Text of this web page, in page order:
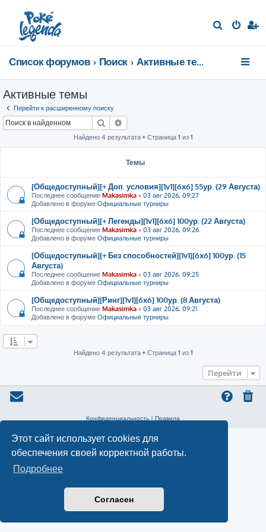
Этот сайт использует cookies для
обеспечения своей корректной работы.
Подробнее
Согласен
Список форумов Поиск Активные темы
Активные темы
Перейти к расширенному поиску
Поиск
Найдено 4 результата • Страница 1 из 1
Темы
[Общедоступный][+ Доп. условия][1v1][6x6] 55ур. (29 Августа)
Последнее сообщение Makasimka « 03 авг 2026, 09:27
Добавлено в форуме Официальные турниры
[Общедоступный][+ Легенды][1v1][6x6] 100ур. (22 Августа)
Последнее сообщение Makasimka « 03 авг 2026, 09:26
Добавлено в форуме Официальные турниры
[Общедоступный][+ Без способностей][1v1][6x6] 100ур. (15
Августа)
Последнее сообщение Makasimka « 03 авг 2026, 09:25
Добавлено в форуме Официальные турниры
[Общедоступный][Ринг][1v1][6x6] 100ур. (8 Августа)
Последнее сообщение Makasimka « 03 авг 2026, 09:21
Добавлено в форуме Официальные турниры
Найдено 4 результата • Страница 1 из 1
Перейти
Конфиденциальность | Правила